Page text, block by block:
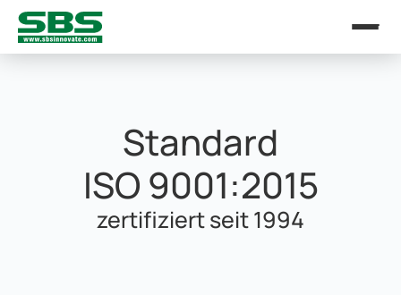
Standard
ISO 9001:2015
zertifiziert seit 1994